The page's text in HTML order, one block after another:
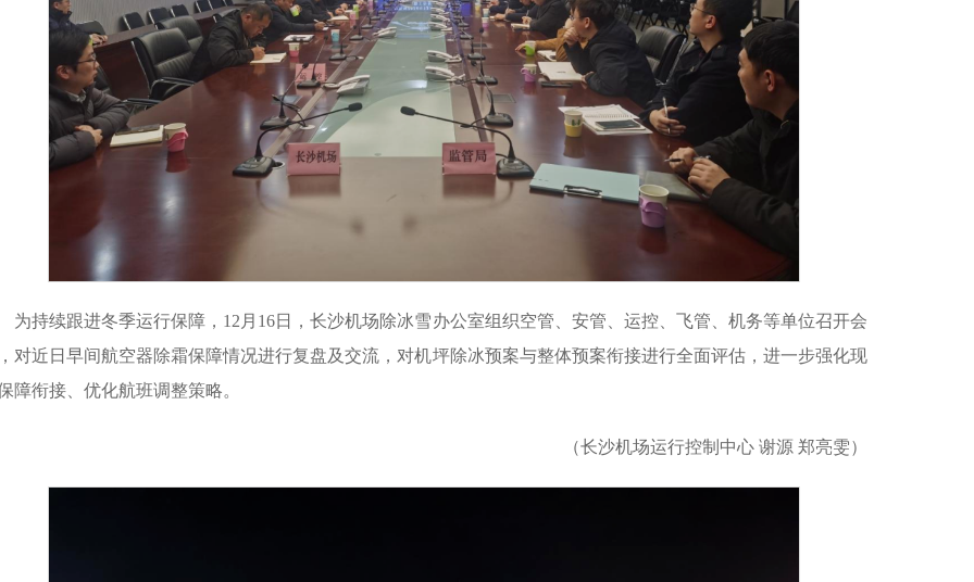
为持续跟进冬季运行保障，12月16日，长沙机场除冰雪办公室组织空管、安管、运控、飞管、机务等单位召开会
对近日早间航空器除霜保障情况进行复盘及交流，对机坪除冰预案与整体预案衔接进行全面评估，进一步强化现
障衔接、优化航班调整策略。
（长沙机场运行控制中心 谢源 郑亮雯）